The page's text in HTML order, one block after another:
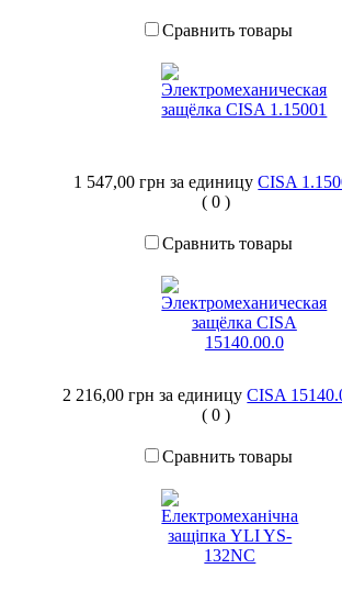
Сравнить товары
1 547,00 грн за единицу CISA
( 0)
Сравнить товары
2 216,00 грн за единицу CISA
( 0)
Сравнить товары